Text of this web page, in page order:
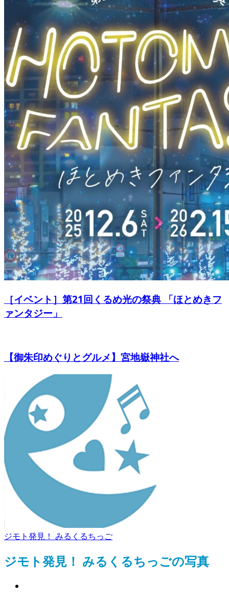
［イベント］第21回くるめ光の祭典 「ほとめきフ
ァンタジー」
【御朱印めぐりとグルメ】宮地嶽神社へ
ジモト発見！ みるくるちっご
ジモト発見！ みるくるちっごの写真